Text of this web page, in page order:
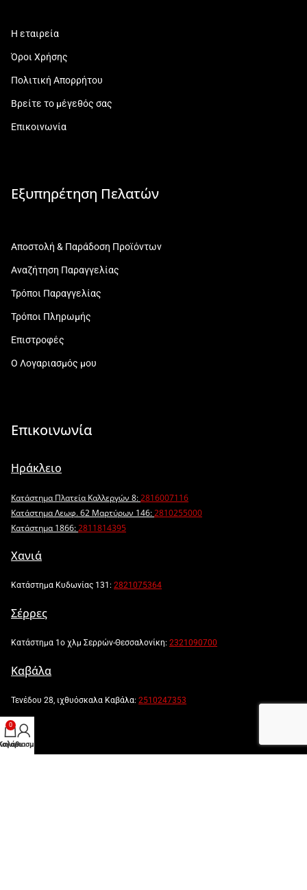
Η εταιρεία
Όροι Χρήσης
Πολιτική Απορρήτου
Βρείτε το μέγεθός σας
Επικοινωνία
Εξυπηρέτηση Πελατών
Αποστολή & Παράδοση Προϊόντων
Αναζήτηση Παραγγελίας
Τρόποι Παραγγελίας
Τρόποι Πληρωμής
Επιστροφές
Ο Λογαριασμός μου
Επικοινωνία
Ηράκλειο
Κατάστημα Πλατεία Καλλεργών 8:2816007116
Κατάστημα Λεωφ. 62 Μαρτύρων 146:2810255000
Κατάστημα 1866:2811814395
Χανιά
Κατάστημα Κυδωνίας 131: 2821075364
Σέρρες
Κατάστημα 1ο χλμ Σερρών-Θεσσαλονίκη: 2321090700
Καβάλα
Τενέδου 28, ιχθυόσκαλα Καβάλα: 2510247353
0
μου